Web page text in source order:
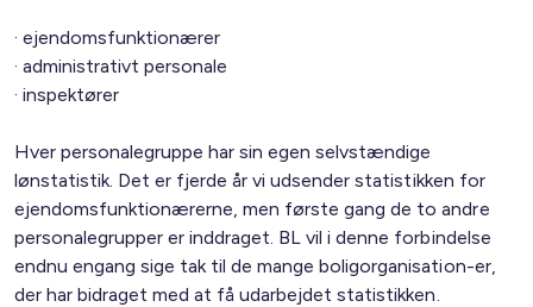
· ejendomsfunktionærer
· administrativt personale
· inspektører
Hver personalegruppe har sin egen selvstændige
lønstatistik. Det er fjerde år vi udsender statistikken for
ejendomsfunktionærerne, men første gang de to andre
personalegrupper er inddraget. BL vil i denne forbindelse
endnu engang sige tak til de mange boligorganisation-er,
der har bidraget med at få udarbejdet statistikken.